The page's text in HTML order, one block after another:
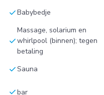
checkBabybedje
check
Massage, solarium en
whirlpool (binnen); tegen
betaling
checkSauna
checkbar